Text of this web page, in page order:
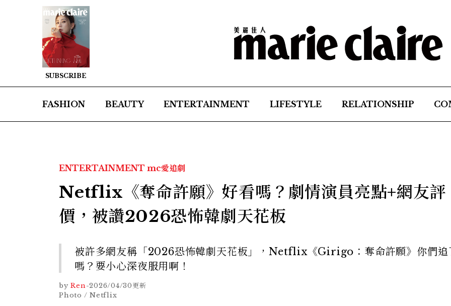
SUBSCRIBE
FASHION BEAUTY ENTERTAINMENT LIFESTYLE RELATIONSHIP
ENTERTAINMENT mc愛追劇
Netflix《奪命許願》好看嗎？劇情演員亮點+網友評
價，被讚2026恐怖韓劇天花板
被許多網友稱「2026恐怖韓劇天花板」，Netflix《Girigo：奪命許願》你們追
嗎？要小心深夜服用啊！
by Ren-2026/04/30更新
Photo / Netflix